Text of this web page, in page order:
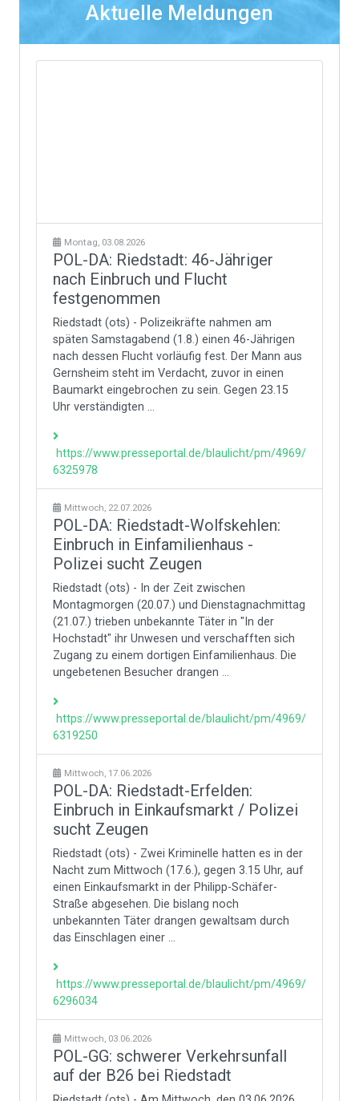
Aktuelle Meldungen
Montag, 03.08.2026
POL-DA: Riedstadt: 46-Jähriger
nach Einbruch und Flucht
festgenommen
Riedstadt (ots) - Polizeikräfte nahmen am
späten Samstagabend (1.8.) einen 46-Jährigen
nach dessen Flucht vorläufig fest. Der Mann aus
Gernsheim steht im Verdacht, zuvor in einen
Baumarkt eingebrochen zu sein. Gegen 23.15
Uhr verständigten ...
https://www.presseportal.de/blaulicht/pm/4969/
6325978
Mittwoch, 22.07.2026
POL-DA: Riedstadt-Wolfskehlen:
Einbruch in Einfamilienhaus -
Polizei sucht Zeugen
Riedstadt (ots) - In der Zeit zwischen
Montagmorgen (20.07.) und Dienstagnachmittag
(21.07.) trieben unbekannte Täter in "In der
Hochstadt" ihr Unwesen und verschafften sich
Zugang zu einem dortigen Einfamilienhaus. Die
ungebetenen Besucher drangen ...
https://www.presseportal.de/blaulicht/pm/4969/
6319250
Mittwoch, 17.06.2026
POL-DA: Riedstadt-Erfelden:
Einbruch in Einkaufsmarkt / Polizei
sucht Zeugen
Riedstadt (ots) - Zwei Kriminelle hatten es in der
Nacht zum Mittwoch (17.6.), gegen 3.15 Uhr, auf
einen Einkaufsmarkt in der Philipp-Schäfer-
Straße abgesehen. Die bislang noch
unbekannten Täter drangen gewaltsam durch
das Einschlagen einer ...
https://www.presseportal.de/blaulicht/pm/4969/
6296034
Mittwoch, 03.06.2026
POL-GG: schwerer Verkehrsunfall
auf der B26 bei Riedstadt